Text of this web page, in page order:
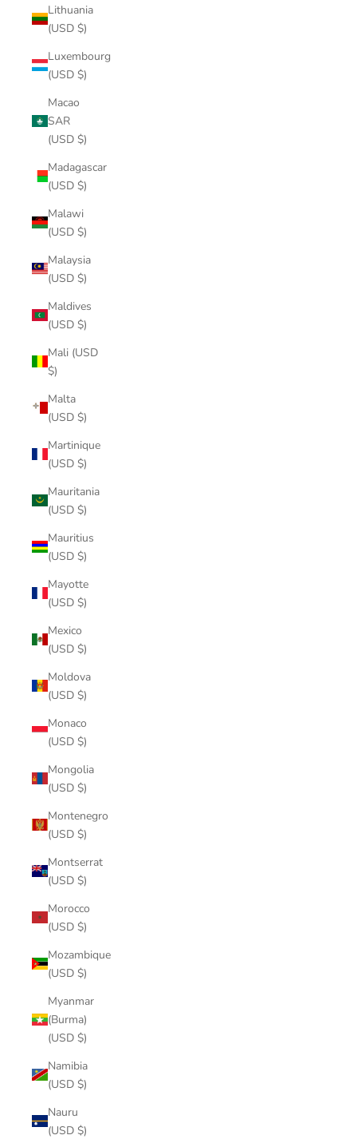
Lithuania
(USD $)
Luxembourg
(USD $)
Macao
SAR
(USD $)
Madagascar
(USD $)
Malawi
(USD $)
Malaysia
(USD $)
Maldives
(USD $)
Mali (USD
$)
Malta
(USD $)
Martinique
(USD $)
Mauritania
(USD $)
Mauritius
(USD $)
Mayotte
(USD $)
Mexico
(USD $)
Moldova
(USD $)
Monaco
(USD $)
Mongolia
(USD $)
Montenegro
(USD $)
Montserrat
(USD $)
Morocco
(USD $)
Mozambique
(USD $)
Myanmar
(Burma)
(USD $)
Namibia
(USD $)
Nauru
(USD $)